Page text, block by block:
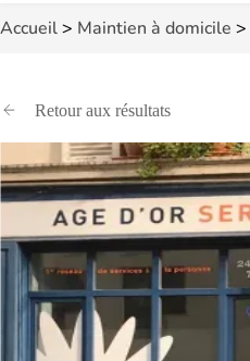
Accueil> Maintien à domicile >
Retour aux résultats